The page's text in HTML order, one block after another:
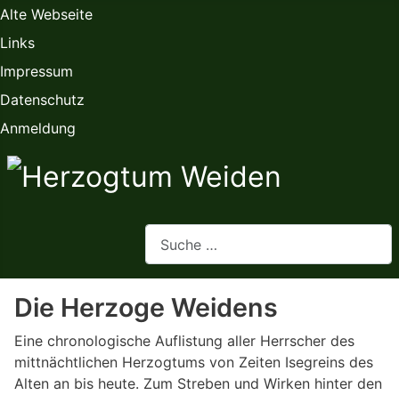
Alte Webseite
Links
Impressum
Datenschutz
Anmeldung
Die Herzoge Weidens
Eine chronologische Auflistung aller Herrscher des
mittnächtlichen Herzogtums von Zeiten Isegreins des
Alten an bis heute. Zum Streben und Wirken hinter den